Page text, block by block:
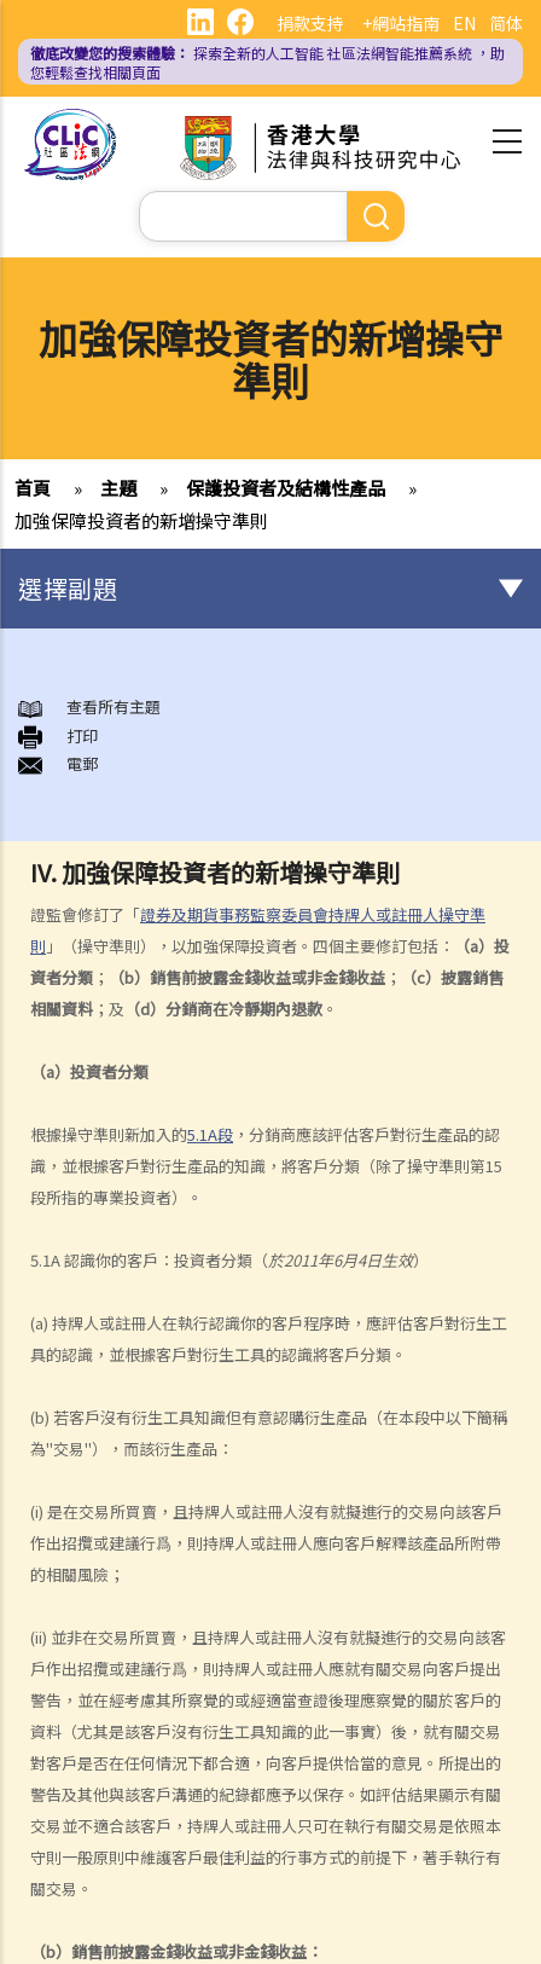
內
EN 简体
捐款支持 +網站指南
徹底改變您的搜索體驗： 探索全新的人工智能社區法網智能推薦系統 ，助
您輕鬆查找相關頁面
Search
加強保障投資者的新增操守
準則
首頁 » 主題 » 保護投資者及結構性產品
»
加強保障投資者的新增操守準則
IV. 加強保障投資者的新增操守準則
證監會修訂了「證券及期貨事務監察委員會持牌人或註冊人操守準
則 」（操守準則），以加強保障投資者。四個主要修訂包括：
（a）投
資者分類 ； （b）銷售前披露金錢收益或非金錢收益 ；
（c）披露銷售
相關資料；及 （d）分銷商在冷靜期內退款 。
（a）投資者分類
根據操守準則新加入的5.1A段 ，分銷商應該評估客戶對衍生產品的認
識，並根據客戶對衍生產品的知識，將客戶分類（除了操守準則第15
段所指的專業投資者）。
5.1A 認識你的客戶：投資者分類（於2011年6月4日生效）
(a) 持牌人或註冊人在執行認識你的客戶程序時，應評估客戶對衍生工
具的認識，並根據客戶對衍生工具的認識將客戶分類。
(b) 若客戶沒有衍生工具知識但有意認購衍生產品（在本段中以下簡稱
為"交易"），而該衍生產品：
(i) 是在交易所買賣，且持牌人或註冊人沒有就擬進行的交易向該客戶
作出招攬或建議行爲，則持牌人或註冊人應向客戶解釋該產品所附帶
的相關風險；
(ii) 並非在交易所買賣，且持牌人或註冊人沒有就擬進行的交易向該客
戶作出招攬或建議行爲，則持牌人或註冊人應就有關交易向客戶提出
警告，並在經考慮其所察覺的或經適當查證後理應察覺的關於客戶的
資料（尤其是該客戶沒有衍生工具知識的此一事實）後，就有關交易
對客戶是否在任何情況下都合適，向客戶提供恰當的意見。所提出的
警告及其他與該客戶溝通的紀錄都應予以保存。如評估結果顯示有關
交易並不適合該客戶，持牌人或註冊人只可在執行有關交易是依照本
守則一般原則中維護客戶最佳利益的行事方式的前提下，著手執行有
關交易。
（b）銷售前披露金錢收益或非金錢收益：
選擇副題
投資者的法律位置
1. 受害投資者可以做什麼？他們有可能取回已投入的本金嗎？
2. 除了問答一所述的投資者在普通法之下的立場，相關法規又是怎樣？
1. 受害投資者要經過什麼步驟，才可取回他 / 她的錢？
加強保障投資者的新增操守準則
查看所有主題
打印
電郵